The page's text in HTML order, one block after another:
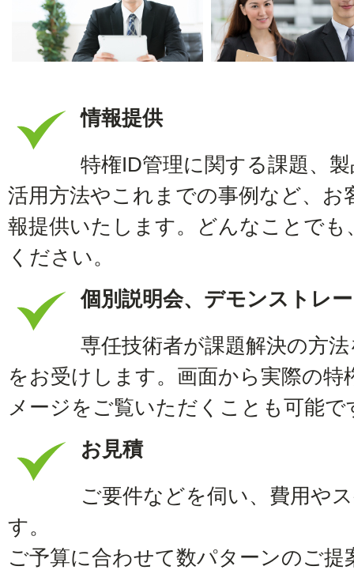
情報提供
特権ID管理に関する課題、
活用方法やこれまでの事例など、お
報提供いたします。どんなことで
ください。
個別説明会、デモンストレ
専任技術者が課題解決の方
をお受けします。画面から実際の
メージをご覧いただくことも可能で
お見積
ご要件などを伺い、費用や
す。
ご予算に合わせて数パターンのご提